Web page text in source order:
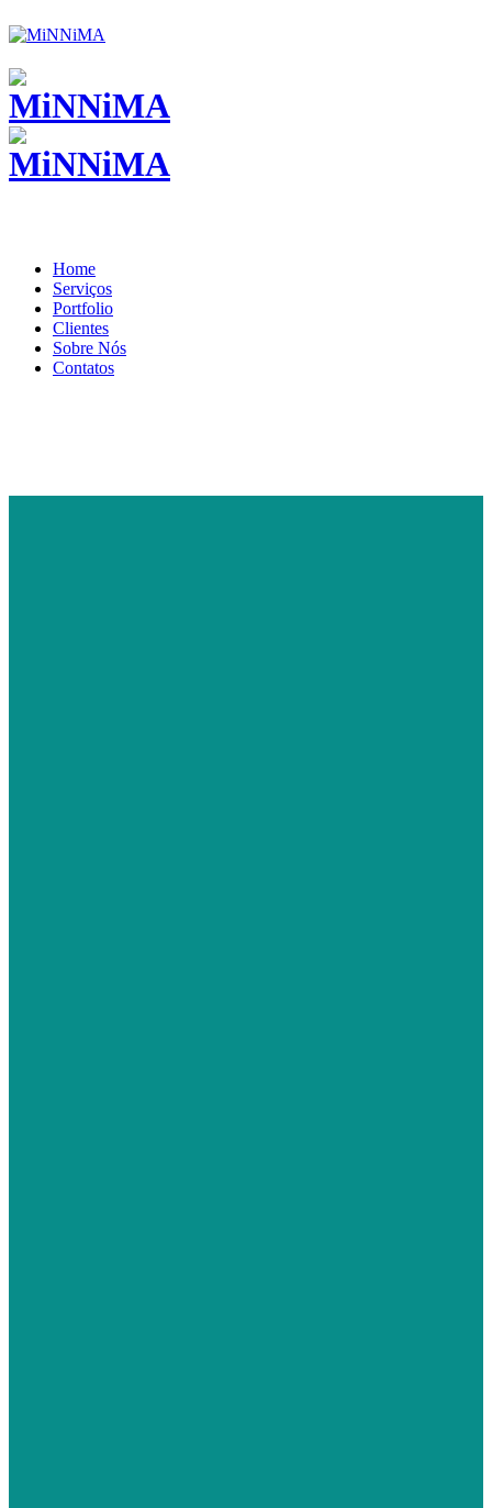
Home
Serviços
Portfolio
Clientes
Sobre Nós
Contatos